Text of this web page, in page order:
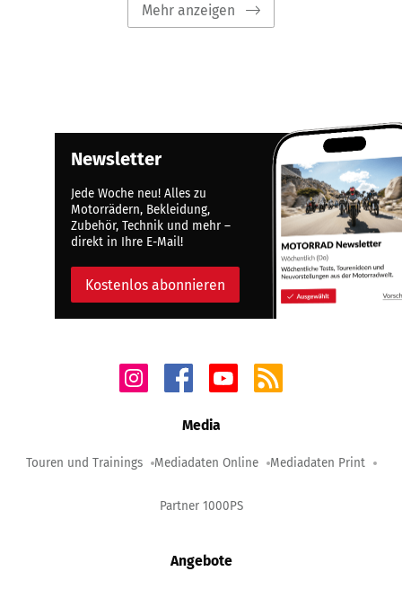
Mehr anzeigen
Newsletter
Jede Woche neu! Alles zu
Motorrädern, Bekleidung,
Zubehör, Technik und mehr –
direkt in Ihre E-Mail!
Kostenlos abonnieren
Media
Touren und Trainings Mediadaten Online Mediadaten Print
Partner 1000PS
Angebote